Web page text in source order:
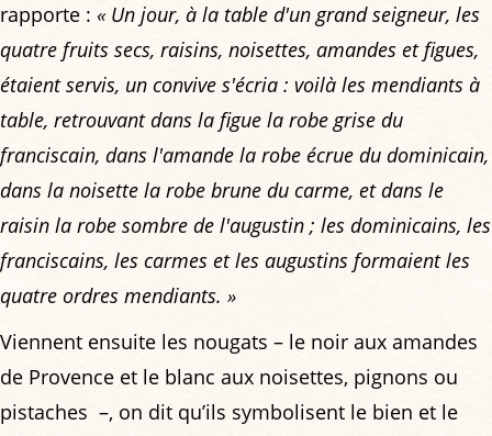
rapporte : « Un jour, à la table d'un grand seigneur, les
quatre fruits secs, raisins, noisettes, amandes et figues,
étaient servis, un convive s'écria : voilà les mendiants à
table, retrouvant dans la figue la robe grise du
franciscain, dans l'amande la robe écrue du dominicain,
dans la noisette la robe brune du carme, et dans le
raisin la robe sombre de l'augustin ; les dominicains, les
franciscains, les carmes et les augustins formaient les
quatre ordres mendiants. »
Viennent ensuite les nougats – le noir aux amandes
de Provence et le blanc aux noisettes, pignons ou
pistaches –, on dit qu’ils symbolisent le bien et le